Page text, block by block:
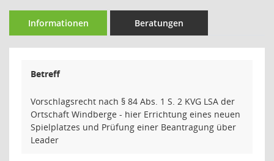
Informationen Beratungen
Betreff
Vorschlagsrecht nach § 84 Abs. 1 S. 2 KVG LSA der
Ortschaft Windberge - hier Errichtung eines neuen
Spielplatzes und Prüfung einer Beantragung über
Leader